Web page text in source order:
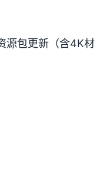
源包更新（含4K材